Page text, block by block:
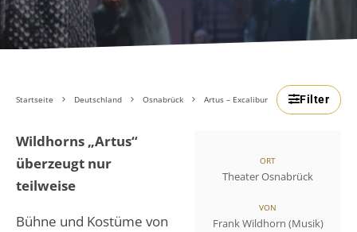
Startseite Deutschland Osnabrück Artus – Excalibur Filter
ORT
Theater Osnabrück
VON
Frank Wildhorn (Musik)
Wildhorns „Artus“
überzeugt nur
teilweise
Bühne und Kostüme von